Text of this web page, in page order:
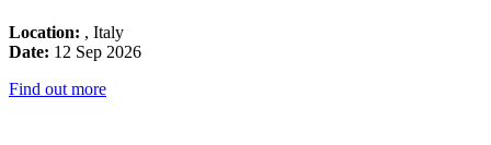
Location: , Italy
Date: 12 Sep 2026
Find out more